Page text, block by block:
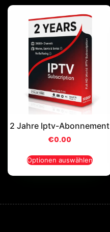
2 Jahre Iptv-Abonnement
€0.00
Optionen auswählen